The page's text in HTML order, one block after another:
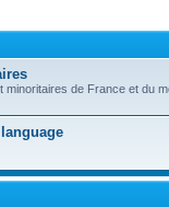
de France et du